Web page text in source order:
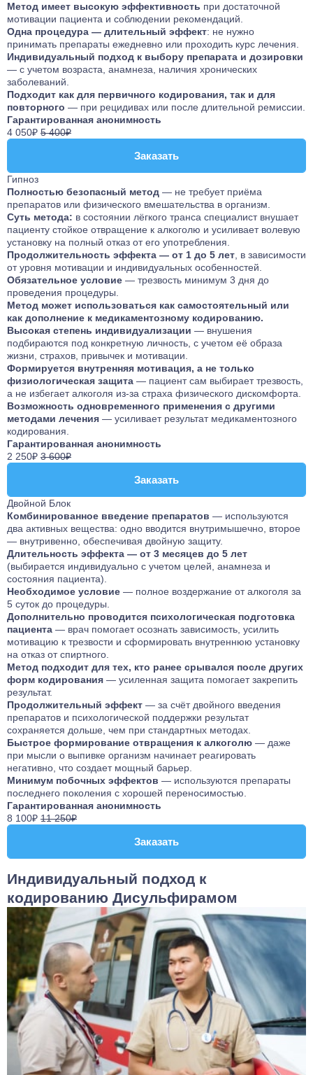
Метод имеет высокую эффективность при достаточной
мотивации пациента и соблюдении рекомендаций.
Одна процедура — длительный эффект: не нужно
принимать препараты ежедневно или проходить курс лечения.
Индивидуальный подход к выбору препарата и дозировки
— с учетом возраста, анамнеза, наличия хронических
заболеваний.
Подходит как для первичного кодирования, так и для
повторного — при рецидивах или после длительной ремиссии.
Гарантированная анонимность
4 050₽ 5 400₽
Заказать
Заказать
Гипноз
Полностью безопасный метод — не требует приёма
препаратов или физического вмешательства в организм.
Суть метода: в состоянии лёгкого транса специалист внушает
пациенту стойкое отвращение к алкоголю и усиливает волевую
установку на полный отказ от его употребления.
Продолжительность эффекта — от 1 до 5 лет , в зависимости
от уровня мотивации и индивидуальных особенностей.
Обязательное условие — трезвость минимум 3 дня до
проведения процедуры.
Метод может использоваться как самостоятельный или
как дополнение к медикаментозному кодированию.
Высокая степень индивидуализации — внушения
подбираются под конкретную личность, с учетом её образа
жизни, страхов, привычек и мотивации.
Формируется внутренняя мотивация, а не только
физиологическая защита — пациент сам выбирает трезвость,
а не избегает алкоголя из-за страха физического дискомфорта.
Возможность одновременного применения с другими
методами лечения — усиливает результат медикаментозного
кодирования.
Гарантированная анонимность
2 250₽ 3 600₽
Заказать
Заказать
Двойной Блок
Комбинированное введение препаратов — используются
два активных вещества: одно вводится внутримышечно, второе
— внутривенно, обеспечивая двойную защиту.
Длительность эффекта — от 3 месяцев до 5 лет
(выбирается индивидуально с учетом целей, анамнеза и
состояния пациента).
Необходимое условие — полное воздержание от алкоголя за
5 суток до процедуры.
Дополнительно проводится психологическая подготовка
пациента — врач помогает осознать зависимость, усилить
мотивацию к трезвости и сформировать внутреннюю установку
на отказ от спиртного.
Метод подходит для тех, кто ранее срывался после других
форм кодирования — усиленная защита помогает закрепить
результат.
Продолжительный эффект — за счёт двойного введения
препаратов и психологической поддержки результат
сохраняется дольше, чем при стандартных методах.
Быстрое формирование отвращения к алкоголю — даже
при мысли о выпивке организм начинает реагировать
негативно, что создает мощный барьер.
Минимум побочных эффектов — используются препараты
последнего поколения с хорошей переносимостью.
Гарантированная анонимность
8 100₽ 11 250₽
Заказать
Заказать
Индивидуальный подход к
кодированию Дисульфирамом